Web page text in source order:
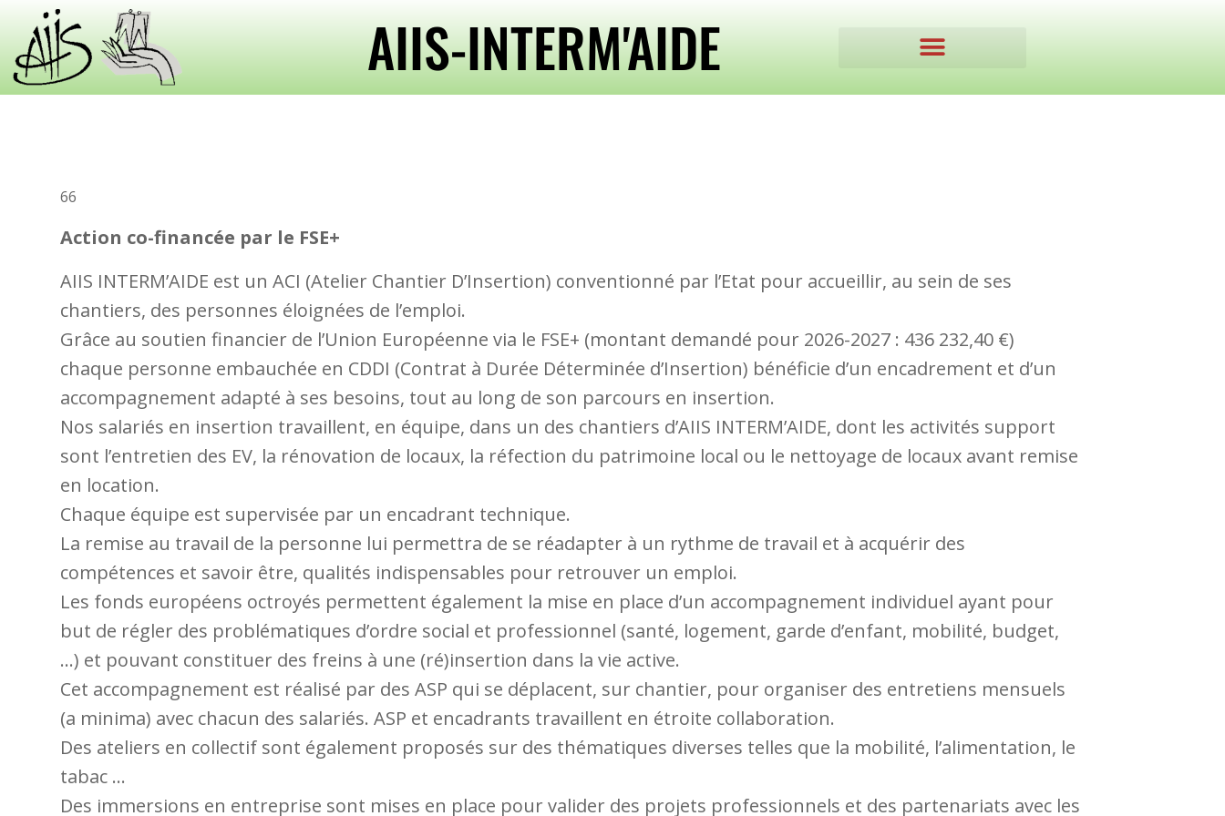
AIIS-INTERM'AIDE
66
Action co-financée par le FSE+
AIIS INTERM’AIDE est un ACI (Atelier Chantier D’Insertion) conventionné par l’Etat pour accueillir, au sein de ses
chantiers, des personnes éloignées de l’emploi.
Grâce au soutien financier de l’Union Européenne via le FSE+ (montant demandé pour 2026-2027 : 436 232,40 €)
chaque personne embauchée en CDDI (Contrat à Durée Déterminée d’Insertion) bénéficie d’un encadrement et d’un
accompagnement adapté à ses besoins, tout au long de son parcours en insertion.
Nos salariés en insertion travaillent, en équipe, dans un des chantiers d’AIIS INTERM’AIDE, dont les activités support
sont l’entretien des EV, la rénovation de locaux, la réfection du patrimoine local ou le nettoyage de locaux avant remise
en location.
Chaque équipe est supervisée par un encadrant technique.
La remise au travail de la personne lui permettra de se réadapter à un rythme de travail et à acquérir des
compétences et savoir être, qualités indispensables pour retrouver un emploi.
Les fonds européens octroyés permettent également la mise en place d’un accompagnement individuel ayant pour
but de régler des problématiques d’ordre social et professionnel (santé, logement, garde d’enfant, mobilité, budget,
…) et pouvant constituer des freins à une (ré)insertion dans la vie active.
Cet accompagnement est réalisé par des ASP qui se déplacent, sur chantier, pour organiser des entretiens mensuels
(a minima) avec chacun des salariés. ASP et encadrants travaillent en étroite collaboration.
Des ateliers en collectif sont également proposés sur des thématiques diverses telles que la mobilité, l’alimentation, le
tabac …
Des immersions en entreprise sont mises en place pour valider des projets professionnels et des partenariats avec les